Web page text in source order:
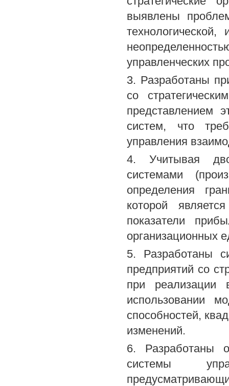
выявлены
управленческих
3. Разработаны
со
представлением
систем, что
управления
4. Учитывая
системами
определения
которой
показатели
организационных
5. Разработаны
предприятий со
при реализации
использовании
способностей,
изменений.
6. Разработаны
системы